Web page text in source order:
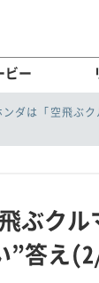
ビー
ンダは「空飛ぶ
ぶク
”答え